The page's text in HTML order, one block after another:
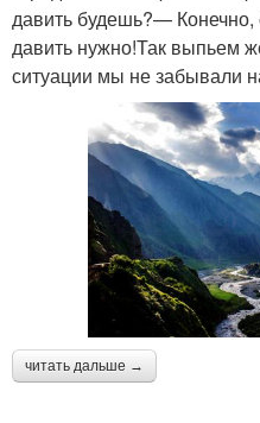
давить будешь?—
давить нужно!Так выпьем
ситуации мы не забывали
читать дальше →